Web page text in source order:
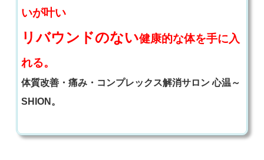
いが叶い
リバウンドのない健康的な体を手に入
れる。
体質改善・痛み・コンプレックス解消サロン 心温～
SHION。